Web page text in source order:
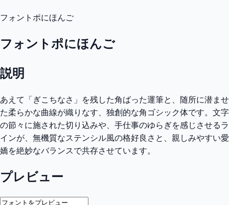
フォントポにほんご
フォントポにほんご
説明
あえて「ぎこちなさ」を残した角ばった運筆と、随所に潜ませ
た柔らかな曲線が織りなす、独創的な角ゴシック体です。文字
の節々に施された切り込みや、手仕事のゆらぎを感じさせるラ
インが、無機質なステンシル風の格好良さと、親しみやすい愛
嬌を絶妙なバランスで共存させています。
プレビュー